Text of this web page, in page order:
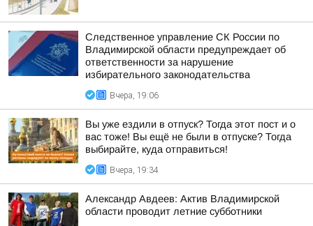
Следственное управление СК России по
Владимирской области предупреждает об
ответственности за нарушение
избирательного законодательства
Вчера, 19:06
Вы уже ездили в отпуск? Тогда этот пост и о
вас тоже! Вы ещё не были в отпуске? Тогда
выбирайте, куда отправиться!
Вчера, 19:34
Александр Авдеев: Актив Владимирской
области проводит летние субботники